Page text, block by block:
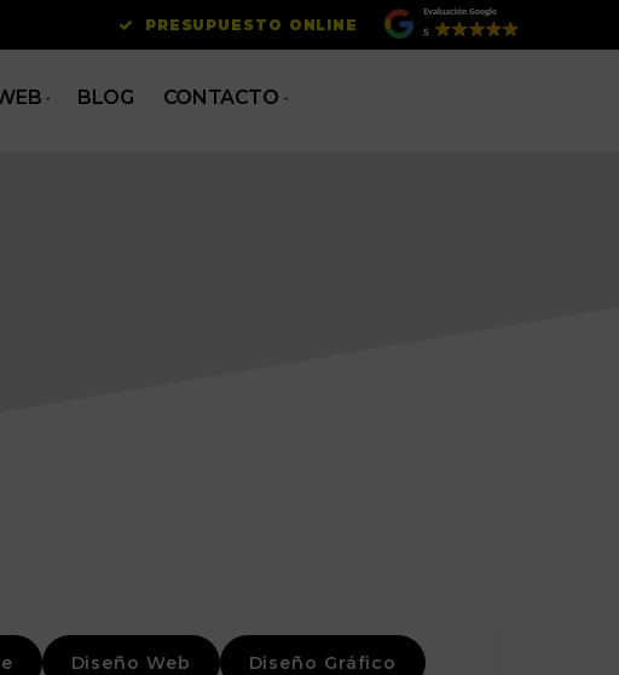
PRESUPUESTO ONLINE
BLOG CONTACTO
Diseño Web Diseño Gráfico